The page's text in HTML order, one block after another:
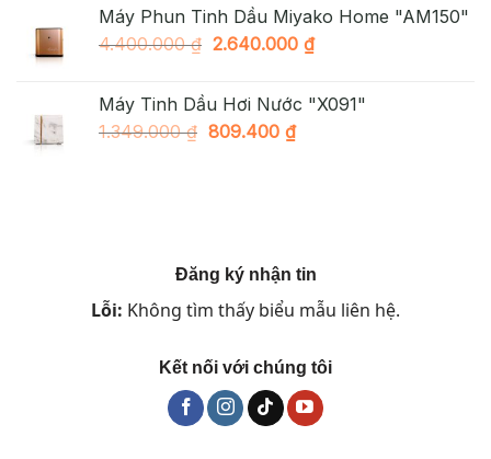
1.890.000 ₫.
là:
998.000 ₫.
Máy Phun Tinh Dầu Miyako Home "AM150"
4.400.000₫ Giá
4.400.000 ₫.
2.640.000 ₫Giá
là:
Máy Tinh Dầu Hơi Nước "X091"
1.349.000₫ Giá
809.400 ₫Giá
Đăng ký nhận tin
Lỗi: Không tìm thấy biểu mẫu liên hệ.
Kết nối với chúng tôi